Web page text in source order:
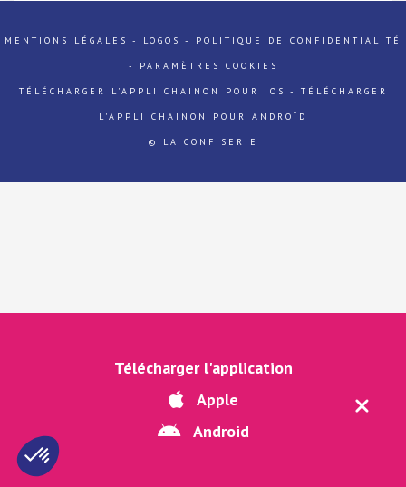
Télécharger l'application
Apple
Android
MENTIONS LÉGALES - LOGOS - POLITIQUE DE CONFIDENTIALITÉ
- PARAMÈTRES COOKIES
TÉLÉCHARGER L'APPLI CHAINON POUR IOS - TÉLÉCHARGER
L'APPLI CHAINON POUR ANDROÏD
© LA CONFISERIE